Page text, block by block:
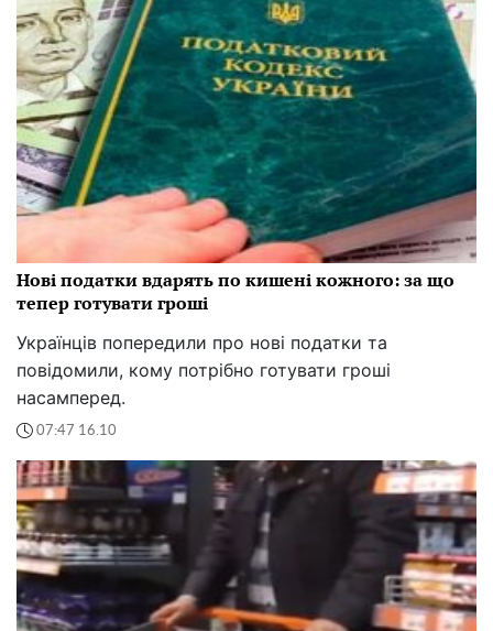
Нові податки вдарять по кишені кожного: за що
тепер готувати гроші
Українців попередили про нові податки та
повідомили, кому потрібно готувати гроші
насамперед.
07:47 16.10